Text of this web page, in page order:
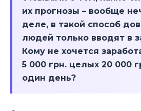
их прогнозы – вообще
деле, в такой способ
людей только вводят в
Кому не хочется
5 000 грн. целых 20 000
один день?